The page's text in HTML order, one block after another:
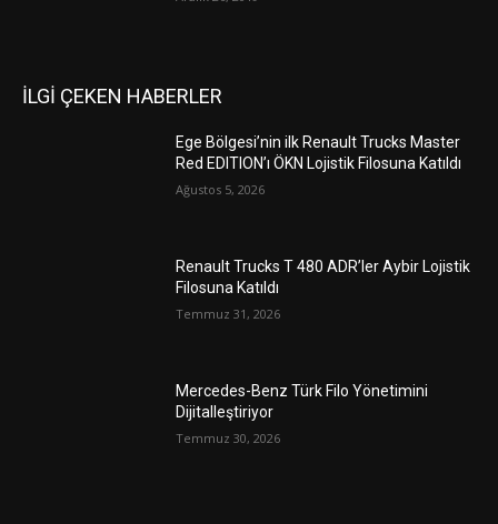
İLGİ ÇEKEN HABERLER
Ege Bölgesi’nin ilk Renault Trucks Master
Red EDITION’ı ÖKN Lojistik Filosuna Katıldı
Ağustos 5, 2026
Renault Trucks T 480 ADR’ler Aybir Lojistik
Filosuna Katıldı
Temmuz 31, 2026
Mercedes-Benz Türk Filo Yönetimini
Dijitalleştiriyor
Temmuz 30, 2026